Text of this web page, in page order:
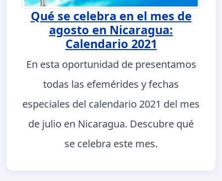
Qué se celebra en el mes de
agosto en Nicaragua:
Calendario 2021
En esta oportunidad de presentamos
todas las efemérides y fechas
especiales del calendario 2021 del mes
de julio en Nicaragua. Descubre qué
se celebra este mes.